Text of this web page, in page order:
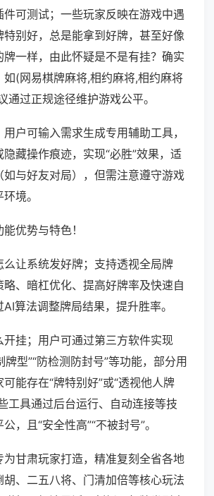
可测试；一些玩家反映在游戏中遇
特别好，总是能拿到好牌，甚至好像
牌一样，由此怀疑是不是有挂？确实
如(网易棋牌麻将,相约麻将,相约麻将
通过正规途径维护游戏公平。
户可输入需求生成专用辅助工具，
藏操作痕迹，实现“必胜”效果，适
如与好友对局），但需注意遵守游戏
境。
优势与特色！
么让系统发好牌；支持透视全局牌
略、暗杠优化、提高好牌率及快速自
算法调整牌局结果，提升胜率。
开挂；用户可通过第三方软件实现
牌型”“防检测防封号”等功能，部分用
能存在“牌特别好”或“透视他人牌
工具通过后台运行、自动连接等技
，且“安全性高”“不被封号”。
为甘肃玩家打造，精准复刻全省各地
胡、二五八将、门清加倍等核心玩法